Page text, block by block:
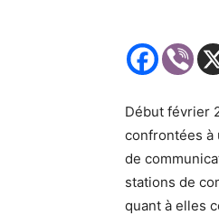
Début février
confrontées à
de
stations de
quant à elles